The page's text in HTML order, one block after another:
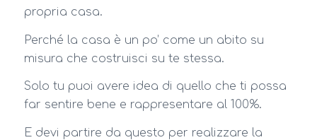
propria casa.
Perché la casa è un po’ come un abito su
misura che costruisci su te stessa.
Solo tu puoi avere idea di quello che ti possa
far sentire bene e rappresentare al 100%.
E devi partire da questo per realizzare la